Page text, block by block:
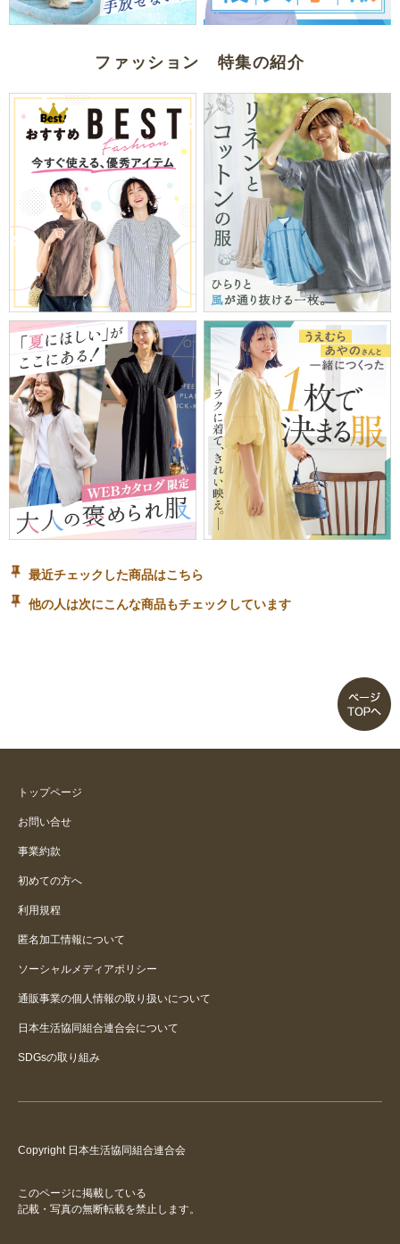
ファッション 特集の紹介
最近チェックした商品はこちら
他の人は次にこんな商品もチェックしています
トップページ
お問い合せ
事業約款
初めての方へ
利用規程
匿名加工情報について
ソーシャルメディアポリシー
通販事業の個人情報の取り扱いについて
日本生活協同組合連合会について
SDGsの取り組み
Copyright 日本生活協同組合連合会
このページに掲載している
記載・写真の無断転載を禁止します。